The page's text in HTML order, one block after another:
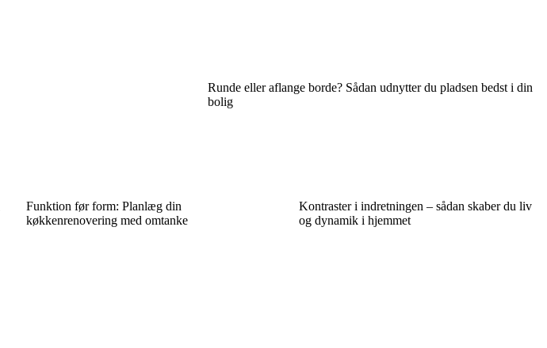
Runde eller aflange borde? Sådan udnytter du pladsen bedst i din
bolig
Funktion før form: Planlæg din
køkkenrenovering med omtanke
Kontraster i indretningen – sådan skaber du liv
og dynamik i hjemmet